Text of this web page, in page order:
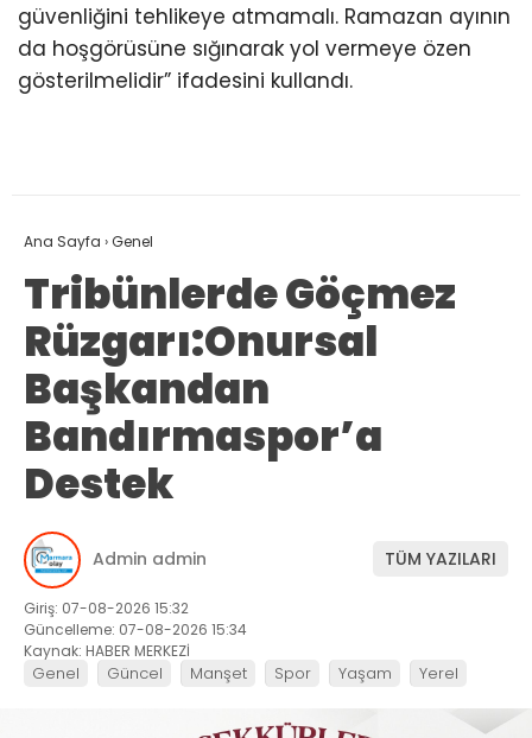
güvenliğini tehlikeye atmamalı. Ramazan ayının
da hoşgörüsüne sığınarak yol vermeye özen
gösterilmelidir” ifadesini kullandı.
Ana Sayfa ›Genel
Tribünlerde Göçmez
Rüzgarı:Onursal
Başkandan
Bandırmaspor’a
Destek
Admin admin TÜM YAZILARI
Giriş: 07-08-2026 15:32
Güncelleme: 07-08-2026 15:34
Kaynak: HABER MERKEZİ
Genel Güncel Manşet Spor Yaşam Yerel